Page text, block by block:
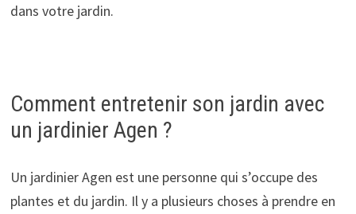
dans votre jardin.
Comment entretenir son jardin avec
un jardinier Agen ?
Un jardinier Agen est une personne qui s’occupe des
plantes et du jardin. Il y a plusieurs choses à prendre en